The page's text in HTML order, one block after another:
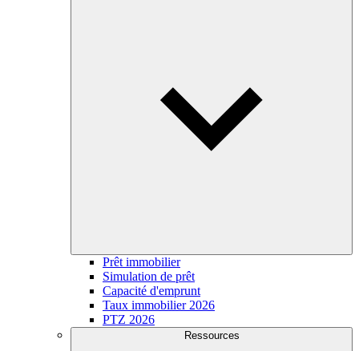
Prêt immobilier
Simulation de prêt
Capacité d'emprunt
Taux immobilier 2026
PTZ 2026
Ressources